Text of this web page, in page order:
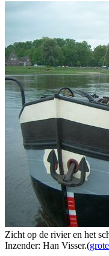
Zicht op de rivier en het
Inzender: Han Visser.(